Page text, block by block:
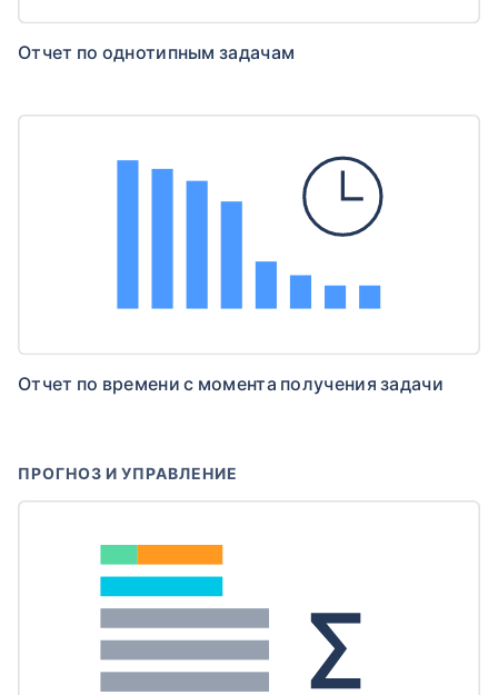
Отчет по однотипным задачам
Отчет по времени с момента получения задачи
ПРОГНОЗ И УПРАВЛЕНИЕ